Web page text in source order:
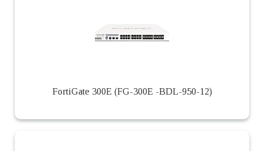
FortiGate 300E (FG-300E -BDL-950-12)